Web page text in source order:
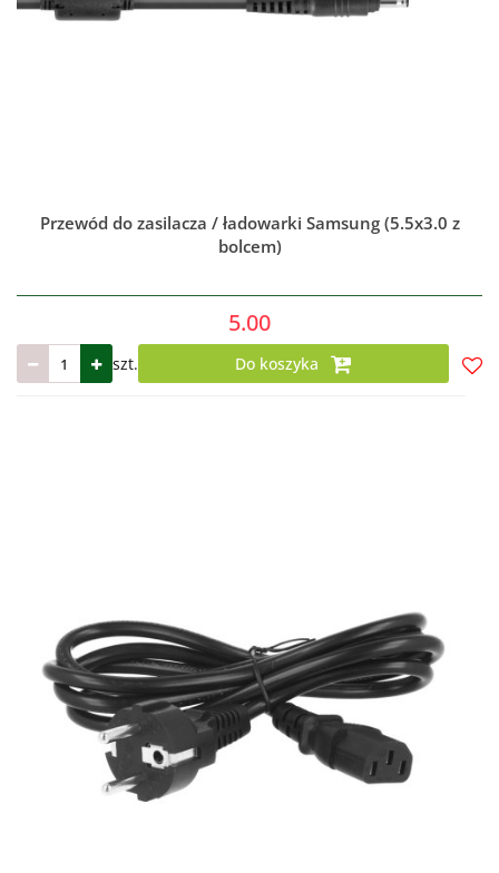
Przewód do zasilacza / ładowarki Samsung (5.5x3.0 z
bolcem)
5.00
szt. Do koszyka